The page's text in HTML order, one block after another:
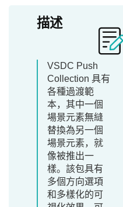
描述
VSDC Push
Collection 具有
各種過渡範
本，其中一個
場景元素無縫
替換為另一個
場景元素，就
像被推出一
樣。該包具有
多個方向選項
和多樣化的可